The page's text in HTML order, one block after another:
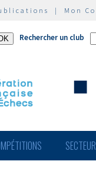
| Mon
Rechercher un club